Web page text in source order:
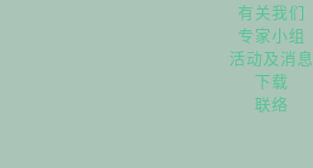
有关我们
专家小组
活动及消息
下载
联络